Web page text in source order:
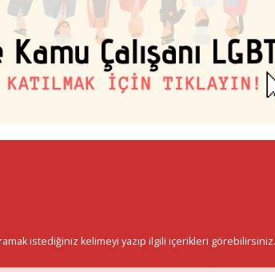
istediğiniz kelimeyi yazıp ilgili içerikleri görebilirsiniz.